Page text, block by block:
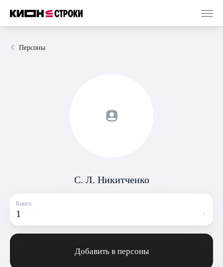
Персоны
С. Л. Никитченко
Книги
1
Добавить в персоны